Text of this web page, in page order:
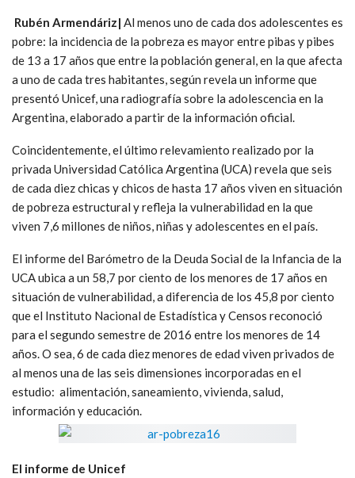
Rubén Armendáriz| Al menos uno de cada dos adolescentes es
pobre: la incidencia de la pobreza es mayor entre pibas y pibes
de 13 a 17 años que entre la población general, en la que afecta
a uno de cada tres habitantes, según revela un informe que
presentó Unicef, una radiografía sobre la adolescencia en la
Argentina, elaborado a partir de la información oficial.
Coincidentemente, el último relevamiento realizado por la
privada Universidad Católica Argentina (UCA) revela que seis
de cada diez chicas y chicos de hasta 17 años viven en situación
de pobreza estructural y refleja la vulnerabilidad en la que
viven 7,6 millones de niños, niñas y adolescentes en el país.
El informe del Barómetro de la Deuda Social de la Infancia de la
UCA ubica a un 58,7 por ciento de los menores de 17 años en
situación de vulnerabilidad, a diferencia de los 45,8 por ciento
que el Instituto Nacional de Estadística y Censos reconoció
para el segundo semestre de 2016 entre los menores de 14
años. O sea, 6 de cada diez menores de edad viven privados de
al menos una de las seis dimensiones incorporadas en el
estudio: alimentación, saneamiento, vivienda, salud,
información y educación.
El informe de Unicef